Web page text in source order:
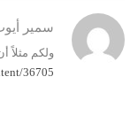
سمير
ولكم مثلاً
36705